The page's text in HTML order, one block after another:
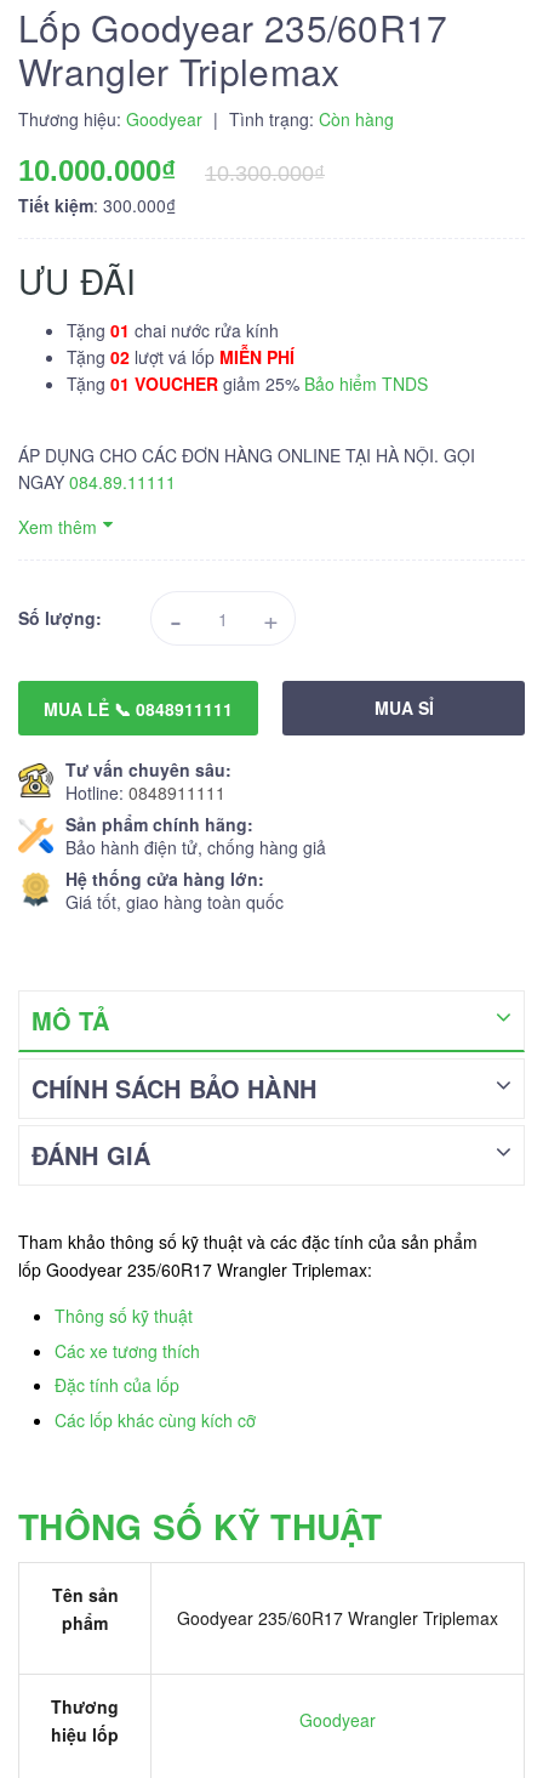
Lốp Goodyear 235/60R17
Wrangler Triplemax
Thương hiệu: Goodyear | Tình trạng: Còn hàng
10.000.000₫
10.300.000₫
Tiết kiệm: 300.000₫
ƯU ĐÃI
Tặng 01 chai nước rửa kính
Tặng 02 lượt vá lốp MIỄN PHÍ
Tặng 01 VOUCHER giảm 25% Bảo hiểm TNDS
ÁP DỤNG CHO CÁC ĐƠN HÀNG ONLINE TẠI HÀ NỘI. GỌI
NGAY 084.89.11111
Xem thêm
Số lượng: - +
MUA LẺ 📞 0848911111 MUA SỈ
Tư vấn chuyên sâu:
Hotline: 0848911111
Sản phẩm chính hãng:
Bảo hành điện tử, chống hàng giả
Hệ thống cửa hàng lớn:
Giá tốt, giao hàng toàn quốc
MÔ TẢ
CHÍNH SÁCH BẢO HÀNH
ĐÁNH GIÁ
Tham khảo thông số kỹ thuật và các đặc tính của sản phẩm
lốp Goodyear 235/60R17 Wrangler Triplemax:
Thông số kỹ thuật
Các xe tương thích
Đặc tính của lốp
Các lốp khác cùng kích cỡ
THÔNG SỐ KỸ THUẬT
Tên sản
phẩm
Goodyear 235/60R17 Wrangler Triplemax
Thương
hiệu lốp
Goodyear